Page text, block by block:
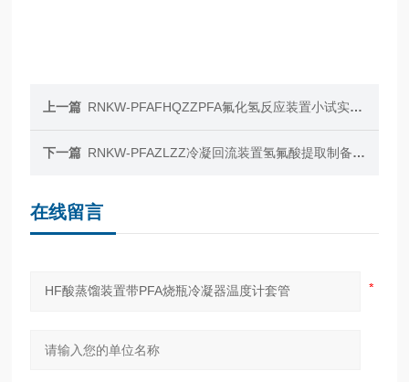
上一篇 RNKW-PFAFHQZZPFA氟化氢反应装置小试实验用耐氢氟酸
下一篇 RNKW-PFAZLZZ冷凝回流装置氢氟酸提取制备PFA吸收瓶
在线留言